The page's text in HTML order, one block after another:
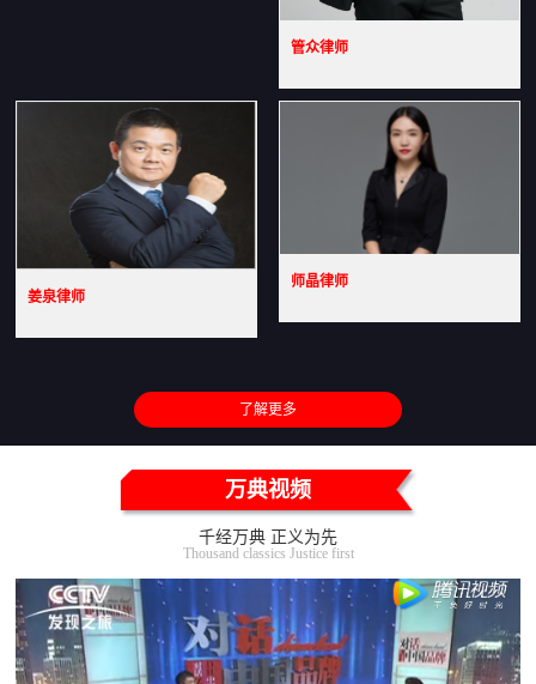
管众律师
姜泉律师
师晶律师
了解更多
万典视频
千经万典 正义为先
Thousand classics Justice first